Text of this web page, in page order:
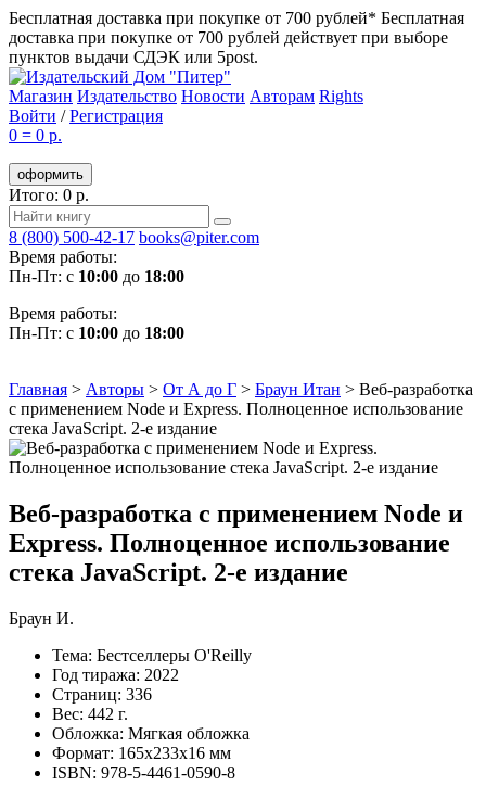
Бесплатная доставка при покупке от 700 рублей* Бесплатная
доставка при покупке от 700 рублей действует при выборе
пунктов выдачи СДЭК или 5post.
Магазин Издательство Новости Авторам Rights
Войти /Регистрация
0 = 0 р.
оформить
Итого: 0 р.
8 (800) 500-42-17 books@piter.com
Время работы:
Пн-Пт: с 10:00 до 18:00
Время работы:
Пн-Пт: с 10:00 до 18:00
Главная > Авторы > От А до Г > Браун Итан > Веб-разработка
с применением Node и Express. Полноценное использование
стека JavaScript. 2-е издание
Веб-разработка с применением Node и
Express. Полноценное использование
стека JavaScript. 2-е издание
Браун И.
Тема: Бестселлеры O'Reilly
Год тиража: 2022
Страниц: 336
Вес: 442 г.
Обложка: Мягкая обложка
Формат: 165х233х16 мм
ISBN: 978-5-4461-0590-8